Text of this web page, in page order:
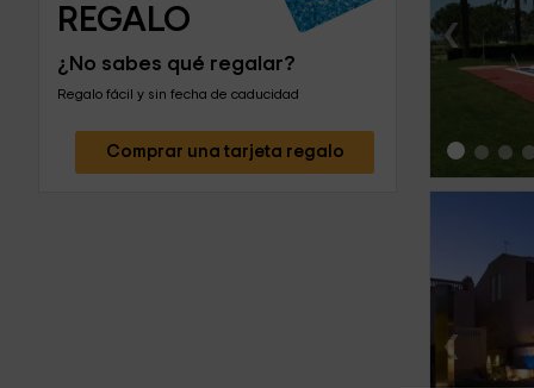
REGALO
¿No sabes qué regalar?
Regalo fácil y sin fecha de caducidad
Comprar una tarjeta regalo
‹
‹